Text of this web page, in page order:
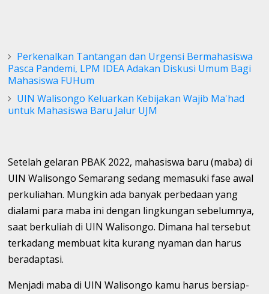
Perkenalkan Tantangan dan Urgensi Bermahasiswa
Pasca Pandemi, LPM IDEA Adakan Diskusi Umum Bagi
Mahasiswa FUHum
UIN Walisongo Keluarkan Kebijakan Wajib Ma'had
untuk Mahasiswa Baru Jalur UJM
Setelah gelaran PBAK 2022, mahasiswa baru (maba) di
UIN Walisongo Semarang sedang memasuki fase awal
perkuliahan. Mungkin ada banyak perbedaan yang
dialami para maba ini dengan lingkungan sebelumnya,
saat berkuliah di UIN Walisongo. Dimana hal tersebut
terkadang membuat kita kurang nyaman dan harus
beradaptasi.
Menjadi maba di UIN Walisongo kamu harus bersiap-